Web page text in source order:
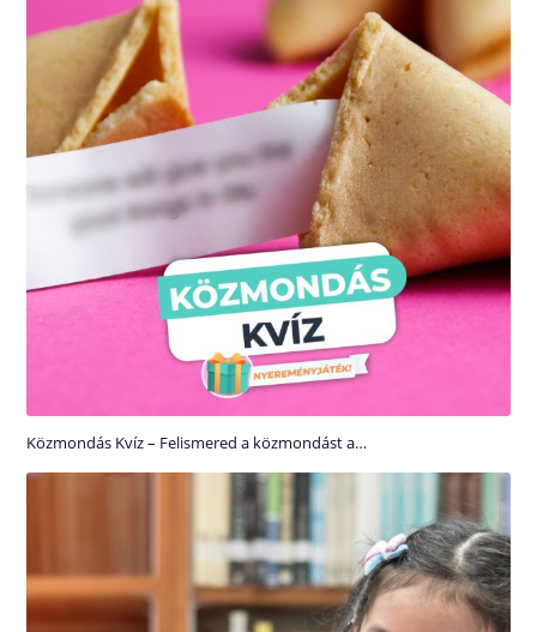
Közmondás Kvíz – Felismered a közmondást a…